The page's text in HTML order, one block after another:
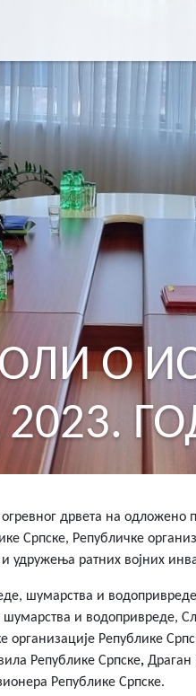
О
дрвета на
Српске, Републичке
удружења ратних војних
шумарства и
и водопривреде,
организације Републике
Републике Српске, Драган
Републике Српске.